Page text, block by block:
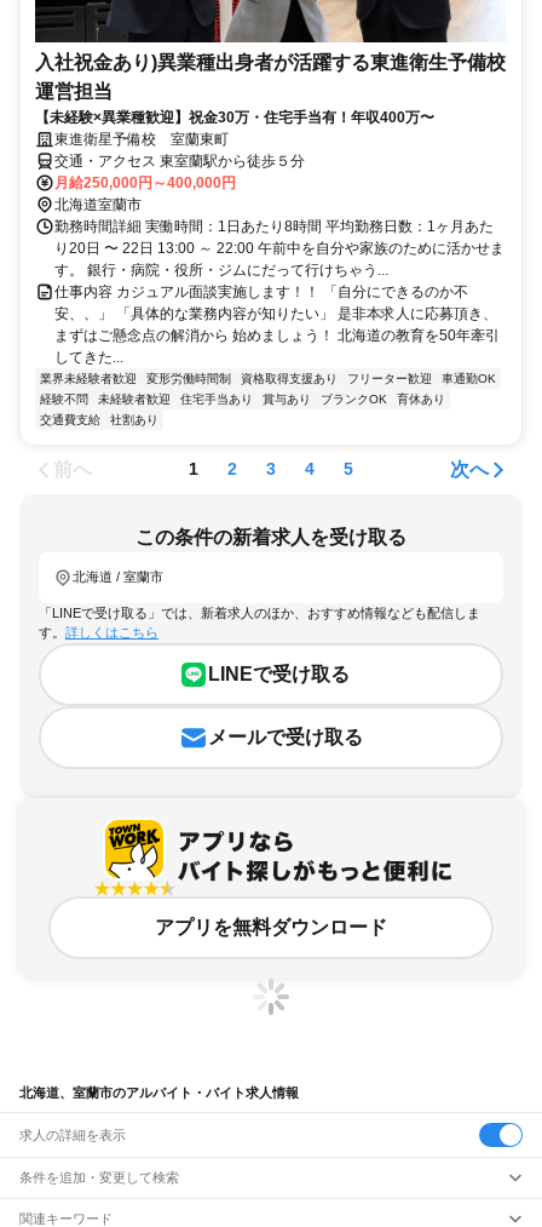
入社祝金あり)異業種出身者が活躍する東進衛生予備校
運営担当
【未経験×異業種歓迎】祝金30万・住宅手当有！年収400万〜
東進衛星予備校 室蘭東町
交通・アクセス 東室蘭駅から徒歩５分
月給250,000円～400,000円
北海道室蘭市
勤務時間詳細 実働時間：1日あたり8時間 平均勤務日数：1ヶ月あた
り20日 〜 22日 13:00 ～ 22:00 午前中を自分や家族のために活かせま
す。 銀行・病院・役所・ジムにだって行けちゃう...
仕事内容 カジュアル面談実施します！！ 「自分にできるのか不
安、、」 「具体的な業務内容が知りたい」 是非本求人に応募頂き、
まずはご懸念点の解消から 始めましょう！ 北海道の教育を50年牽引
してきた...
業界未経験者歓迎 変形労働時間制 資格取得支援あり フリーター歓迎
車通勤OK
経験不問
未経験者歓迎 住宅手当あり 賞与あり ブランクOK
育休あり
交通費支給
社割あり
前へ 1 2 3 4 5 次へ
この条件の新着求人を受け取る
北海道 / 室蘭市
「LINEで受け取る」では、新着求人のほか、おすすめ情報なども配信しま
す。 詳しくはこちら
LINEで受け取る
メールで受け取る
アプリを無料ダウンロード
北海道、室蘭市のアルバイト・バイト求人情報
求人の詳細を表示
条件を追加・変更して検索
市区町村を追加・変更
関連キーワード